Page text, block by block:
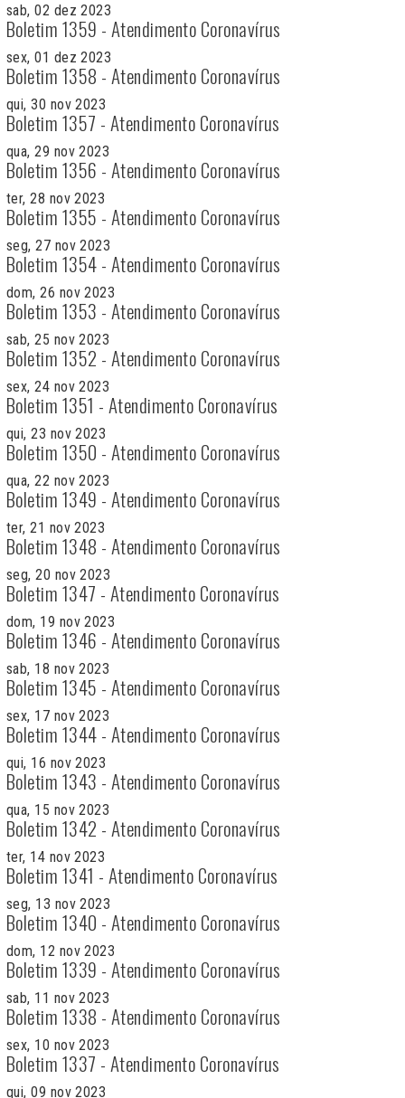
sab, 02 dez 2023
Boletim 1359 - Atendimento Coronavírus
sex, 01 dez 2023
Boletim 1358 - Atendimento Coronavírus
qui, 30 nov 2023
Boletim 1357 - Atendimento Coronavírus
qua, 29 nov 2023
Boletim 1356 - Atendimento Coronavírus
ter, 28 nov 2023
Boletim 1355 - Atendimento Coronavírus
seg, 27 nov 2023
Boletim 1354 - Atendimento Coronavírus
dom, 26 nov 2023
Boletim 1353 - Atendimento Coronavírus
sab, 25 nov 2023
Boletim 1352 - Atendimento Coronavírus
sex, 24 nov 2023
Boletim 1351 - Atendimento Coronavírus
qui, 23 nov 2023
Boletim 1350 - Atendimento Coronavírus
qua, 22 nov 2023
Boletim 1349 - Atendimento Coronavírus
ter, 21 nov 2023
Boletim 1348 - Atendimento Coronavírus
seg, 20 nov 2023
Boletim 1347 - Atendimento Coronavírus
dom, 19 nov 2023
Boletim 1346 - Atendimento Coronavírus
sab, 18 nov 2023
Boletim 1345 - Atendimento Coronavírus
sex, 17 nov 2023
Boletim 1344 - Atendimento Coronavírus
qui, 16 nov 2023
Boletim 1343 - Atendimento Coronavírus
qua, 15 nov 2023
Boletim 1342 - Atendimento Coronavírus
ter, 14 nov 2023
Boletim 1341 - Atendimento Coronavírus
seg, 13 nov 2023
Boletim 1340 - Atendimento Coronavírus
dom, 12 nov 2023
Boletim 1339 - Atendimento Coronavírus
sab, 11 nov 2023
Boletim 1338 - Atendimento Coronavírus
sex, 10 nov 2023
Boletim 1337 - Atendimento Coronavírus
qui, 09 nov 2023